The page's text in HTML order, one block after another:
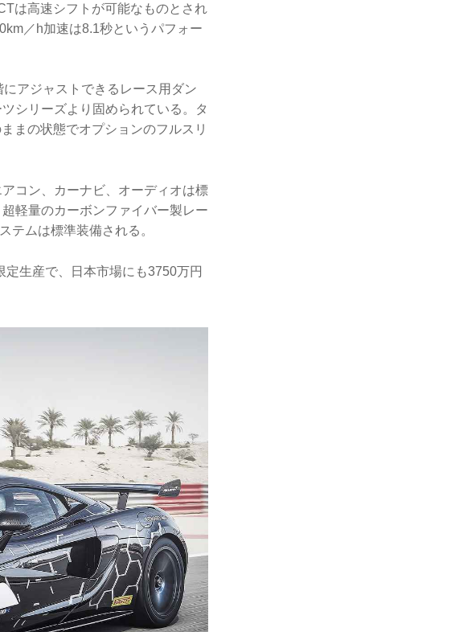
は高速シフトが可能なものとされ
／h加速は8.1秒というパフォー
アジャストできるレース用ダン
シリーズより固められている。タ
まの状態でオプションのフルスリ
コン、カーナビ、オーディオは標
軽量のカーボンファイバー製レー
テムは標準装備される。
生産で、日本市場にも3750万円